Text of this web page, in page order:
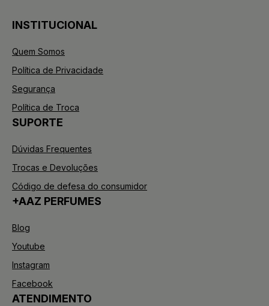
INSTITUCIONAL
Quem Somos
Política de Privacidade
Segurança
Política de Troca
SUPORTE
Dúvidas Frequentes
Trocas e Devoluções
Código de defesa do consumidor
+AAZ PERFUMES
Blog
Youtube
Instagram
Facebook
ATENDIMENTO